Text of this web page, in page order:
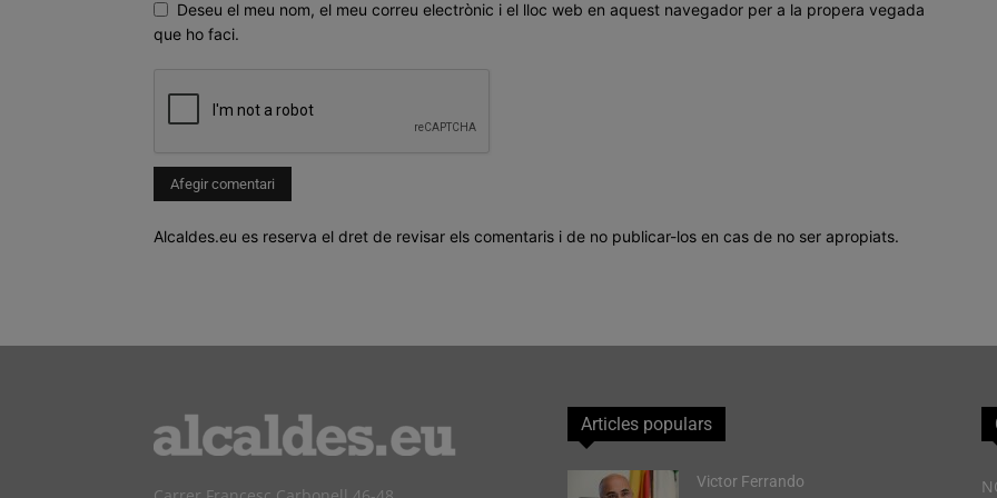
Deseu el meu nom, el meu correu electrònic i el lloc web en aquest navegador per a la propera vegada
que ho faci.
Alcaldes.eu es reserva el dret de revisar els comentaris i de no publicar-los en cas de no ser apropiats.
Articles populars
Victor Ferrando